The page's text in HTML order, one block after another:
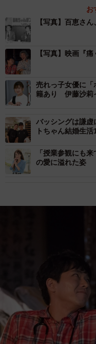
お
【写真】百恵さん
【写真】映画『
売れっ子女優に「
籍あり 伊藤沙莉
バッシングは謙
トちゃん結婚生活
「授業参観にも
の愛に溢れた姿